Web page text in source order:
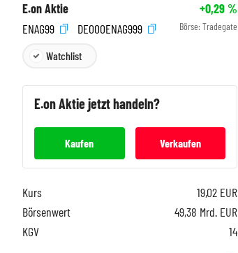
E.on Aktie
+0,29%
ENAG99
DE000ENAG999 Börse: Tradegate
Watchlist
E.onAktie jetzt handeln?
Kaufen Verkaufen
Kurs 19,02 EUR
Börsenwert
49,38 Mrd. EUR
KGV
14